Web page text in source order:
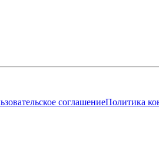
соглашениеПолитика